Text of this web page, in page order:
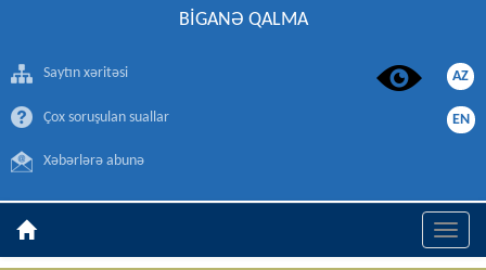
BİGANƏ QALMA
Saytın xəritəsi
Çox soruşulan suallar
Xəbərlərə abunə
AZ
EN
Toggle